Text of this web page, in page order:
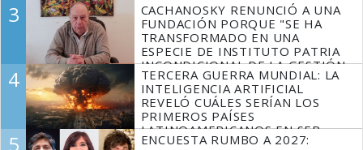
3
CACHANOSKY RENUNCIÓ A UNA
FUNDACIÓN PORQUE "SE HA
TRANSFORMADO EN UNA
ESPECIE DE INSTITUTO PATRIA
INCONDICIONAL DE LA GESTIÓN
DE MILEI"
4
TERCERA GUERRA MUNDIAL: LA
INTELIGENCIA ARTIFICIAL
REVELÓ CUÁLES SERÍAN LOS
PRIMEROS PAÍSES
LATINOAMERICANOS EN SER
DERROTADOS
5
ENCUESTA RUMBO A 2027: